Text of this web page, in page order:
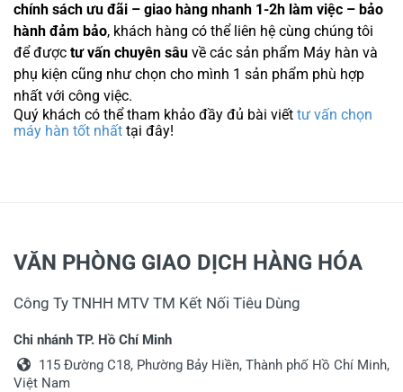
chính sách ưu đãi – giao hàng nhanh 1-2h làm việc – bảo
hành đảm bảo, khách hàng có thể liên hệ cùng chúng tôi
để được tư vấn chuyên sâu về các sản phẩm Máy hàn và
phụ kiện cũng như chọn cho mình 1 sản phẩm phù hợp
nhất với công việc.
Quý khách có thể tham khảo đầy đủ bài viết tư vấn chọn
máy hàn tốt nhất tại đây!
VĂN PHÒNG GIAO DỊCH HÀNG HÓA
Công Ty TNHH MTV TM Kết Nối Tiêu Dùng
Chi nhánh TP. Hồ Chí Minh
115 Đường C18, Phường Bảy Hiền, Thành phố Hồ Chí Minh,
Việt Nam